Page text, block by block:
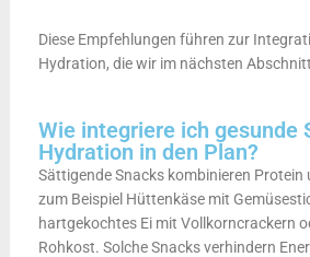
Diese Empfehlungen führen zur
Hydration, die wir im nächsten
Wie integriere ich gesunde
Hydration in den Plan?
Sättigende Snacks kombinieren
zum Beispiel Hüttenkäse mit
hartgekochtes Ei mit Vollkorncrackern
Rohkost. Solche Snacks verhindern